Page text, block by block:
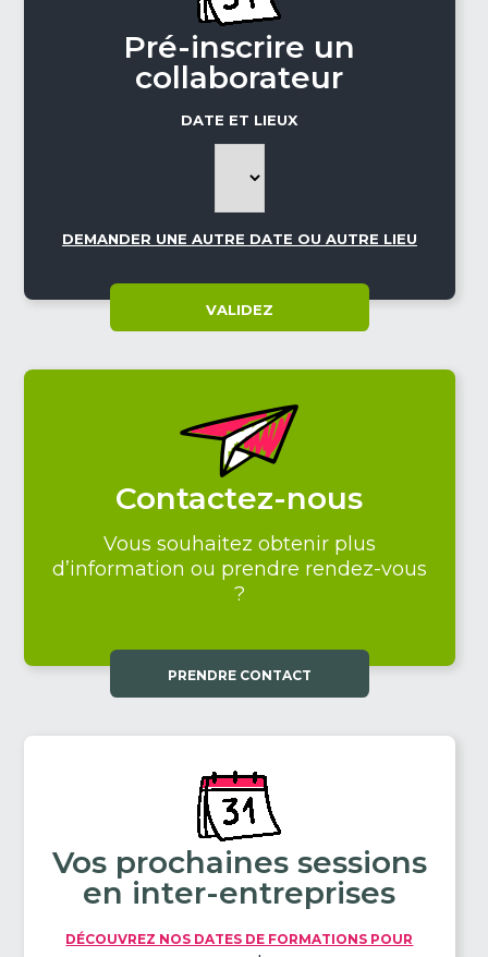
Pré-inscrire un
collaborateur
DATE ET LIEUX
DEMANDER UNE AUTRE DATE OU AUTRE LIEU
VALIDEZ
Contactez-nous
Vous souhaitez obtenir plus
d’information ou prendre rendez-vous
?
PRENDRE CONTACT
Vos prochaines sessions
en inter-entreprises
DÉCOUVREZ NOS DATES DE FORMATIONS POUR